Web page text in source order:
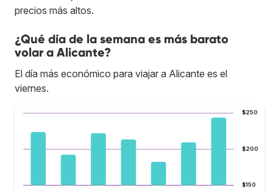
precios más altos.
¿Qué día de la semana es más barato
volar a Alicante?
El día más económico para viajar a Alicante es el
viernes.
$150
$200
$250